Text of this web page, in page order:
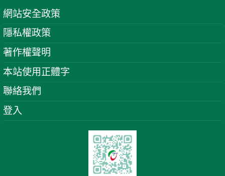
網站安全政策
隱私權政策
著作權聲明
本站使用正體字
聯絡我們
登入